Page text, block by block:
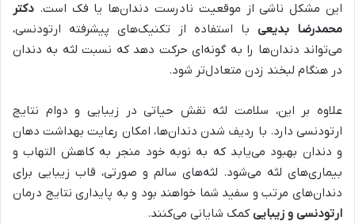
این مشکل ناشی از موقعیت نادرست دندان‌ها یا فک است. دکتر
محمدرضا بدیعی با استفاده از تکنیک‌های پیشرفته ارتودنسی،
می‌تواند دندان‌ها را به گونه‌ای حرکت دهد که نسبت لثه به دندان
در هنگام لبخند زدن متعادل‌تر شود.
علاوه بر این، سلامت لثه نقش حیاتی در زیبایی و دوام نتایج
ارتودنسی دارد. با ردیف شدن دندان‌ها، امکان رعایت بهداشت دهان
و دندان بهبود می‌یابد که به نوبه خود منجر به کاهش التهاب و
بیماری‌های لثه می‌شود. لثه‌های سالم و صورتی، قاب زیبایی برای
دندان‌های مرتب و سفید شما خواهند بود و به پایداری نتایج درمان
ارتودنسی و زیبایی کمک شایانی می‌کنند.